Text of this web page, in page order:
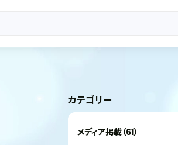
カテゴリー
メディア掲載（61）